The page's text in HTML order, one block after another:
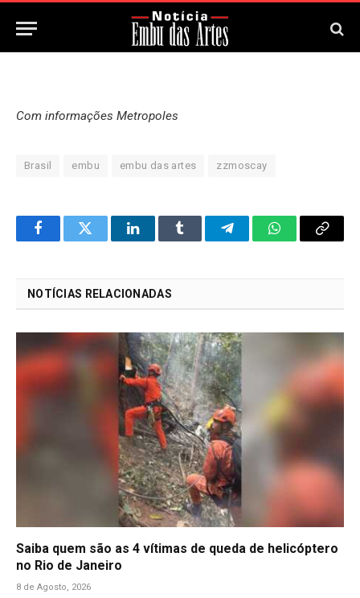
5 de Março, 2026 Updated: 5 de Março, 2026
Com informações Metropoles
Brasil embu embu das artes zzmoscay
FacebookTwitter LinkedInTumblr TelegramWhatsApp
Copy
NOTÍCIAS RELACIONADAS
Saiba quem são as 4 vítimas de queda de helicóptero
no Rio de Janeiro
8 de Agosto, 2026